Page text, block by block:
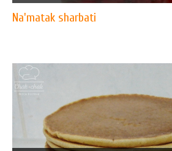
Na'matak sharbati